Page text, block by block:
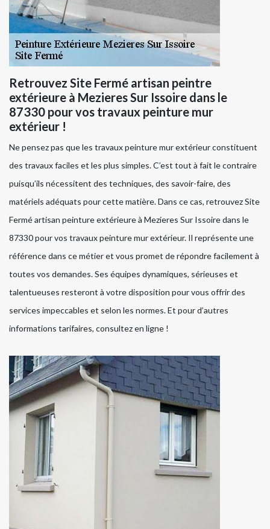
Retrouvez Site Fermé artisan peintre
extérieure à Mezieres Sur Issoire dans le
87330 pour vos travaux peinture mur
extérieur !
Ne pensez pas que les travaux peinture mur extérieur constituent
des travaux faciles et les plus simples. C’est tout à fait le contraire
puisqu’ils nécessitent des techniques, des savoir-faire, des
matériels adéquats pour cette matière. Dans ce cas, retrouvez Site
Fermé artisan peinture extérieure à Mezieres Sur Issoire dans le
87330 pour vos travaux peinture mur extérieur. Il représente une
référence dans ce métier et vous promet de répondre facilement à
toutes vos demandes. Ses équipes dynamiques, sérieuses et
talentueuses resteront à votre disposition pour vous offrir des
services impeccables et selon les normes. Et pour d’autres
informations tarifaires, consultez en ligne !